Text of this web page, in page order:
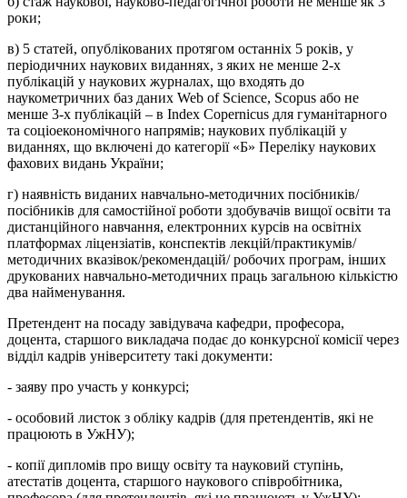
роки;
в) 5 статей, опублікованих протягом останніх 5 років, у
періодичних наукових виданнях, з яких не менше 2-х
публікацій у наукових журналах, що входять до
наукометричних баз даних Web of Science, Scopus або не
менше 3-х публікацій – в Index Сореrnicus для гуманітарного
та соціоекономічного напрямів; наукових публікацій у
виданнях, що включені до категорії «Б» Переліку наукових
фахових видань України;
г) наявність виданих навчально-методичних посібників/
посібників для самостійної роботи здобувачів вищої освіти та
дистанційного навчання, електронних курсів на освітніх
платформах ліцензіатів, конспектів лекцій/практикумів/
методичних вказівок/рекомендацій/ робочих програм, інших
друкованих навчально-методичних праць загальною кількістю
два найменування.
Претендент на посаду завідувача кафедри, професора,
доцента, старшого викладача подає до конкурсної комісії через
відділ кадрів університету такі документи:
- заяву про участь у конкурсі;
- особовий листок з обліку кадрів (для претендентів, які не
працюють в УжНУ);
- копії дипломів про вищу освіту та науковий ступінь,
атестатів доцента, старшого наукового співробітника,